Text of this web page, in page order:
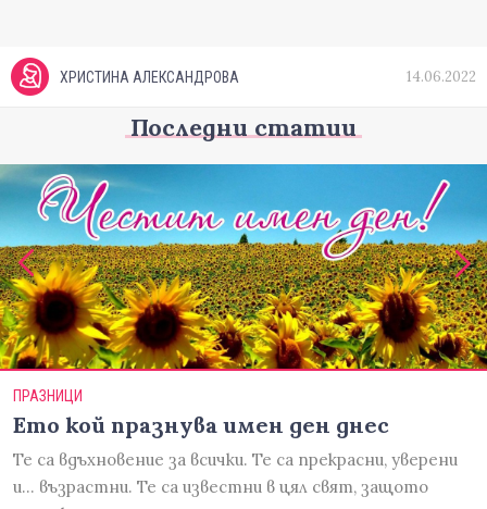
ХРИСТИНА АЛЕКСАНДРОВА 14.06.2022
Последни статии
ПРАЗНИЦИ
Ето кой празнува имен ден днес
Те са вдъхновение за всички. Те са прекрасни, уверени
и... възрастни. Те са известни в цял свят, защото